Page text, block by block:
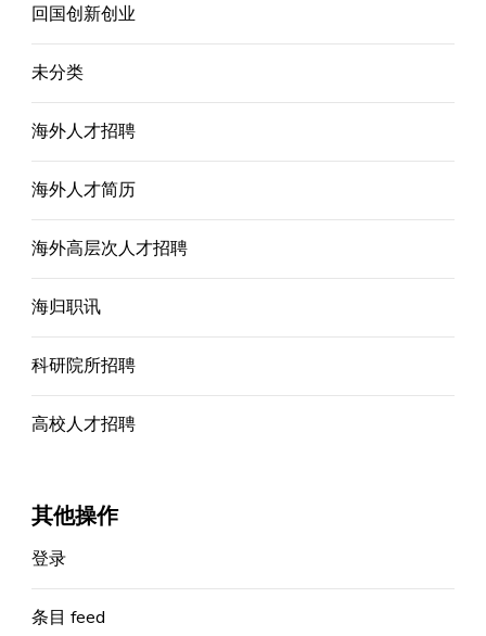
回国创新创业
未分类
海外人才招聘
海外人才简历
海外高层次人才招聘
海归职讯
科研院所招聘
高校人才招聘
其他操作
登录
条目 feed